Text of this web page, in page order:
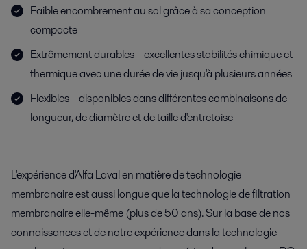
Faible encombrement au sol grâce à sa conception
compacte
Extrêmement durables – excellentes stabilités chimique et
thermique avec une durée de vie jusqu'à plusieurs années
Flexibles – disponibles dans différentes combinaisons de
longueur, de diamètre et de taille d'entretoise
L'expérience d'Alfa Laval en matière de technologie
membranaire est aussi longue que la technologie de filtration
membranaire elle-même (plus de 50 ans). Sur la base de nos
connaissances et de notre expérience dans la technologie